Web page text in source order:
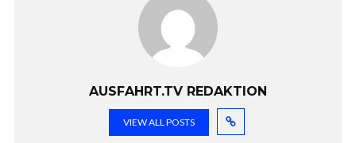
AUSFAHRT.TV REDAKTION
VIEW ALL POSTS